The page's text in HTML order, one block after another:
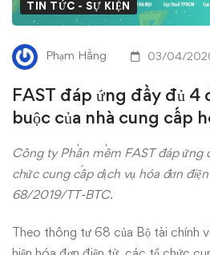
đủ
4
điều
kiện
bắt
buộc
của
TIN TỨC - SỰ KIỆN
Phạm Hằng 03/04/
FAST đáp ứng đầy đủ 4
buộc của nhà cung cấp
Công ty Phần mềm FAST đáp ứng
chức cung cấp dịch vụ hóa đơn
68/2019/TT-BTC.
Theo thông tư 68 của Bộ tài chính